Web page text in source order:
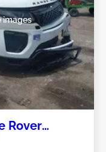
images
Rover